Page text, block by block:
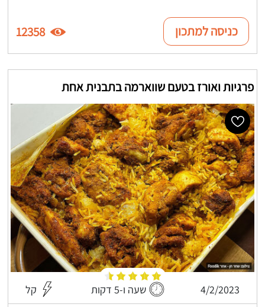
כניסה למתכון 12358
פרגיות ואורז בטעם שווארמה בתבנית אחת
4/2/2023 שעה ו-5 דקות קל